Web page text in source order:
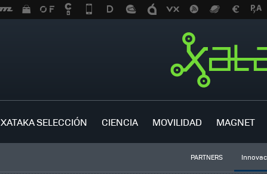
XATAKA SELECCIÓN CIENCIA MOVILIDAD MAGNET
PARTNERS